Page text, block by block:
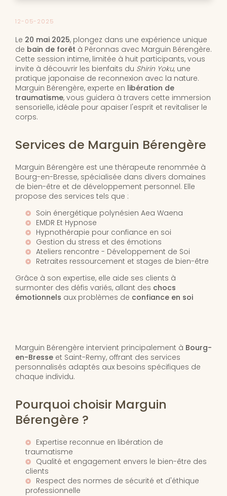
12-05-2025
Le 20 mai 2025, plongez dans une expérience unique
de bain de forêt à Péronnas avec Marguin Bérengère.
Cette session intime, limitée à huit participants, vous
invite à découvrir les bienfaits du Shirin Yoku, une
pratique japonaise de reconnexion avec la nature.
Marguin Bérengère, experte en libération de
traumatisme, vous guidera à travers cette immersion
sensorielle, idéale pour apaiser l'esprit et revitaliser le
corps.
Services de Marguin Bérengère
Marguin Bérengère est une thérapeute renommée à
Bourg-en-Bresse, spécialisée dans divers domaines
de bien-être et de développement personnel. Elle
propose des services tels que :
Soin énergétique polynésien Aea Waena
EMDR Et Hypnose
Hypnothérapie pour confiance en soi
Gestion du stress et des émotions
Ateliers rencontre - Développement de Soi
Retraites ressourcement et stages de bien-être
Grâce à son expertise, elle aide ses clients à
surmonter des défis variés, allant des chocs
émotionnels aux problèmes de confiance en soi
Marguin Bérengère intervient principalement à Bourg-
en-Bresse et Saint-Remy, offrant des services
personnalisés adaptés aux besoins spécifiques de
chaque individu.
Pourquoi choisir Marguin
Bérengère ?
Expertise reconnue en libération de
traumatisme
Qualité et engagement envers le bien-être des
clients
Respect des normes de sécurité et d'éthique
professionnelle